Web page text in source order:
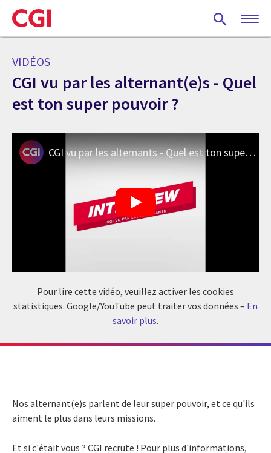
Skip
to
main
VIDÉOS
CGI vu par les alternant(e)s - Quel
est ton super pouvoir ?
CGI vu par les alternants - Quel est ton super pouvoir ?
Pour lire cette vidéo, veuillez activer les cookies
statistiques. Google/YouTube peut traiter vos données – En
savoir plus.
Nos alternant(e)s parlent de leur super pouvoir, et ce qu'ils
aiment le plus dans leurs missions.
Et si c'était vous ? CGI recrute ! Pour plus d'informations,